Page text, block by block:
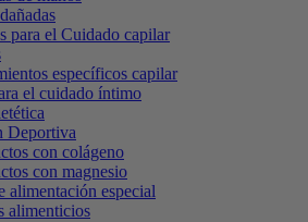
para el Cuidado capilar
específicos capilar
el cuidado íntimo
Deportiva
con colágeno
con magnesio
alimentación especial
alimenticios